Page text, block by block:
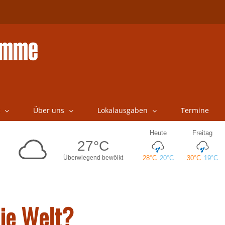
Über uns Lokalausgaben Termine
Welt?